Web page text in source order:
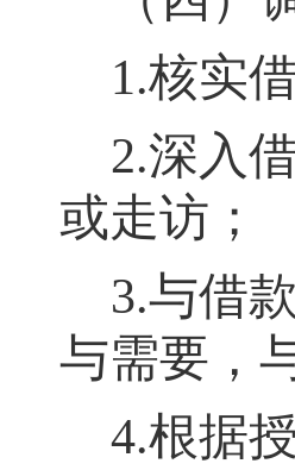
1.核实
2.深入
或走访 ；
3.与借
与需要，
4.根据